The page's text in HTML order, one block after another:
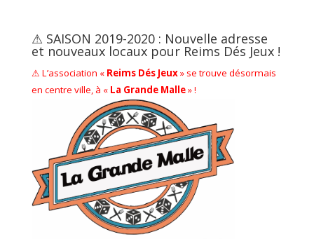
⚠ SAISON 2019-2020 : Nouvelle adresse
et nouveaux locaux pour Reims Dés Jeux !
⚠ L’association « Reims Dés Jeux» se trouve désormais
en centre ville, à « La Grande Malle» !